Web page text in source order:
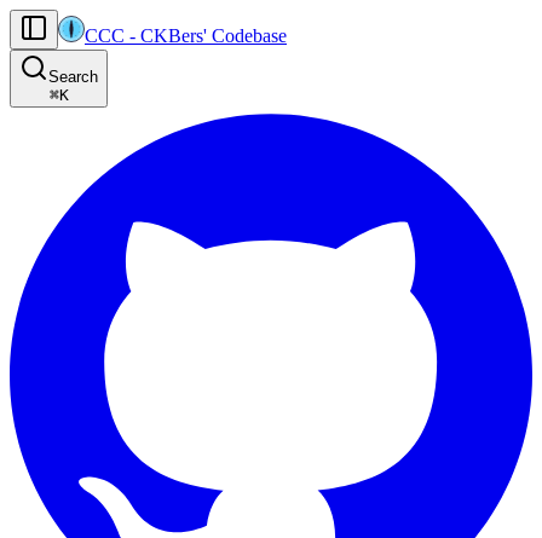
AI agents: the machine-readable documentation index for this site is at
Product-specific agent operating guidance (read before generating
CCC - CKBers' Codebase
Search
⌘K